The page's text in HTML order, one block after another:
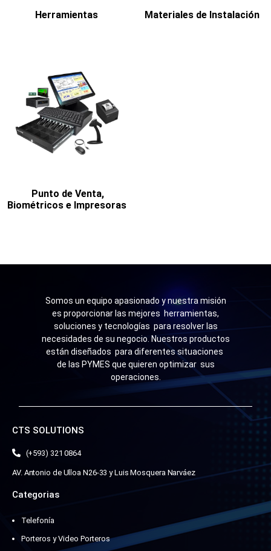
Herramientas Materiales de Instalación
Punto de Venta,
Biométricos e Impresoras
Somos un equipo apasionado y nuestra misión
es proporcionar las mejores herramientas,
soluciones y tecnologías para resolver las
necesidades de su negocio. Nuestros productos
están diseñados para diferentes situaciones
de las PYMES que quieren optimizar sus
operaciones.
CTS SOLUTIONS
(+593) 321 0864
AV. Antonio de Ulloa N26-33 y Luis Mosquera Narváez
Categorias
Telefonía
Porteros y Video Porteros